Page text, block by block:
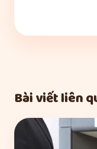
Bài viết liên